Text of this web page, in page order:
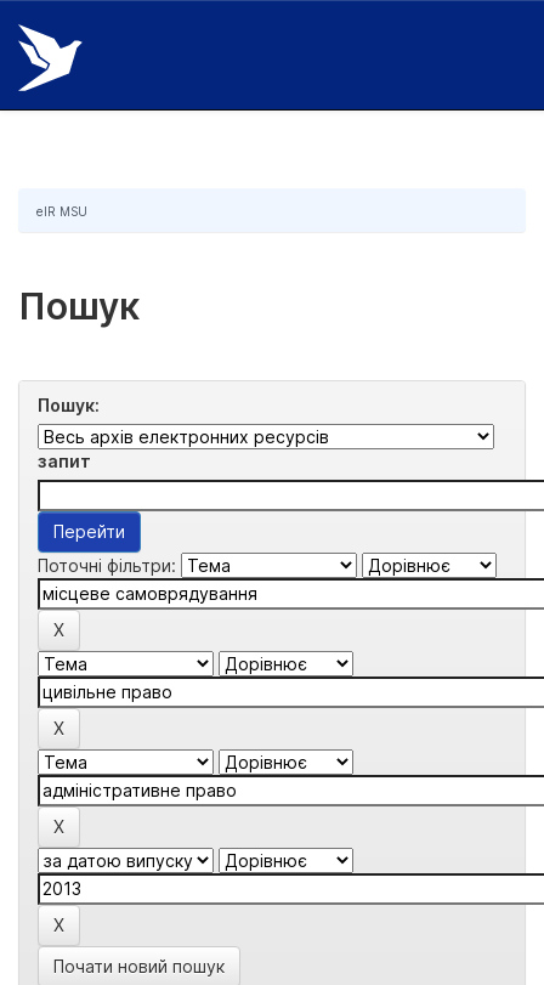
Skip
navigation
eIR MSU
Пошук
Пошук:
запит
Поточні фільтри:
Почати новий пошук